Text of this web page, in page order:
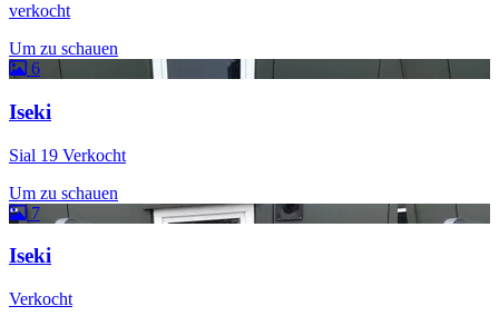
verkocht
Um zu schauen
6
Iseki
Sial 19 Verkocht
Um zu schauen
7
Iseki
Verkocht